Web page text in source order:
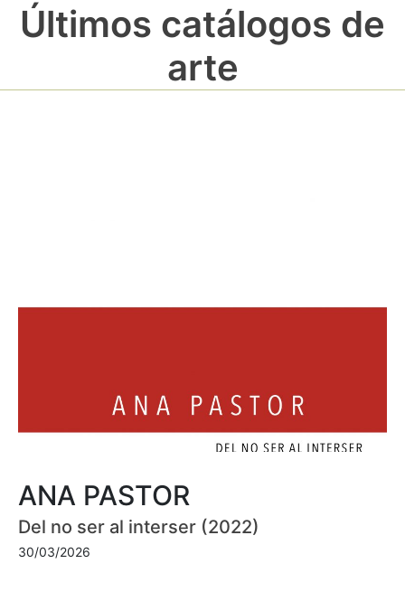
Últimos catálogos de
arte
ANA PASTOR
Del no ser al interser (2022)
30/03/2026